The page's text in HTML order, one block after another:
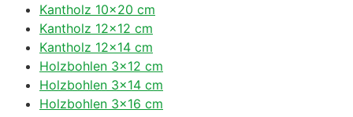
Kantholz 10×20 cm
Kantholz 12×12 cm
Kantholz 12×14 cm
Holzbohlen 3×12 cm
Holzbohlen 3×14 cm
Holzbohlen 3×16 cm